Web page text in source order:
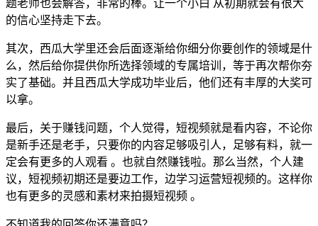
题老师也会解答，非常的棒。让一个小白 从初期就会有很大
的信心坚持走下去。
其次，西瓜大学里还会后面逐渐给你细分你要创作的领域是什
么，然后给你提供你所选择领域的专属培训，等于再次帮你夯
实了基础。并且西瓜大学成功毕业后，他们还有丰厚的大奖可
以拿。
最后，关于赚钱问题，个人觉得，短视频就是看内容，不论你
是新手还是老手，只要你的内容足够吸引人，足够有料，就一
定会有更多的人观看 。也就自然赚钱啦。那么当然，个人建
议，短视频初期还是要边工作，边学习运营短视频的。这样你
也有更多的灵感和素材来拍摄短视频 。